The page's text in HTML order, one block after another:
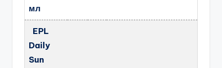
мл
EPL
Daily
Sun